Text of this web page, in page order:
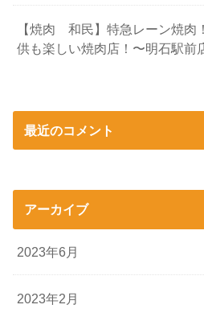
【焼肉 和民】特急レーン焼肉
供も楽しい焼肉店！〜明石駅前
最近のコメント
アーカイブ
2023年6月
2023年2月